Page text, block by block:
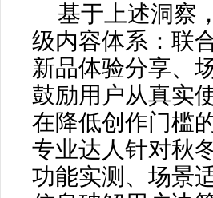
基于上述洞察
级内容体系：联
新品体验分享、
鼓励用户从真实
在降低创作门槛
专业达人针对秋
功能实测、场景